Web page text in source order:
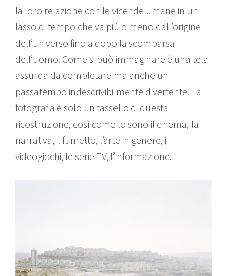
la loro relazione con le vicende umane in un
lasso di tempo che va più o meno dall’origine
dell’universo fino a dopo la scomparsa
dell’uomo. Come si può immaginare è una tela
assurda da completare ma anche un
passatempo indescrivibilmente divertente. La
fotografia è solo un tassello di questa
ricostruzione, così come lo sono il cinema, la
narrativa, il fumetto, l’arte in genere, i
videogiochi, le serie TV, l’informazione.